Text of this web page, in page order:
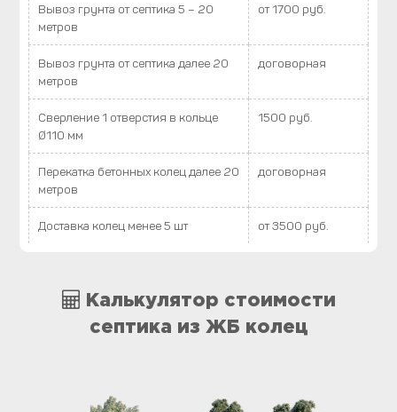
Вывоз грунта от септика 5 – 20
метров
от 1700 руб.
Вывоз грунта от септика далее 20
метров
договорная
Сверление 1 отверстия в кольце
Ø110 мм
1500 руб.
Перекатка бетонных колец далее 20
метров
договорная
Доставка колец менее 5 шт от 3500 руб.
Калькулятор стоимости
септика из ЖБ колец